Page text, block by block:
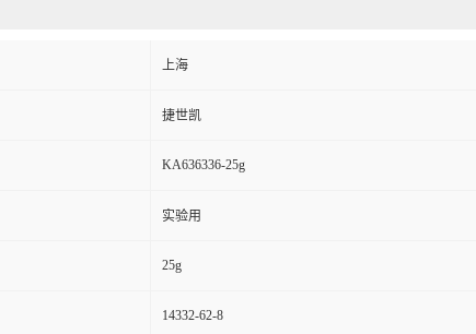
上海
捷世凯
KA636336-25g
实验用
25g
14332-62-8